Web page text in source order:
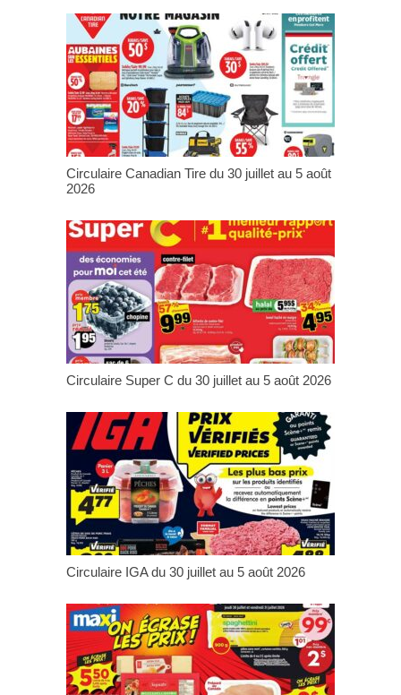
Circulaire Canadian Tire du 30 juillet au 5 août
2026
Circulaire Super C du 30 juillet au 5 août 2026
Circulaire IGA du 30 juillet au 5 août 2026